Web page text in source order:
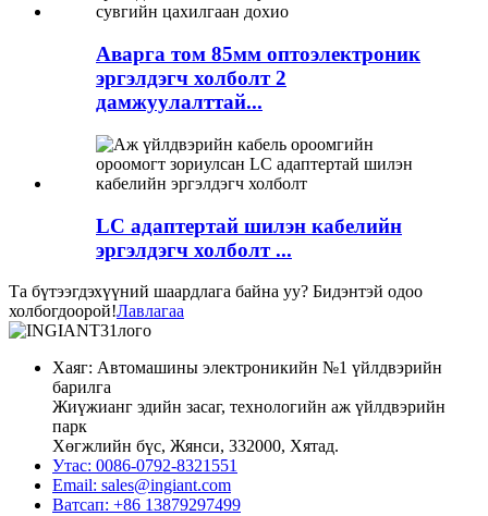
Аварга том 85мм оптоэлектроник
эргэлдэгч холболт 2
дамжуулалттай...
LC адаптертай шилэн кабелийн
эргэлдэгч холболт ...
Та бүтээгдэхүүний шаардлага байна уу? Бидэнтэй одоо
холбогдоорой!Лавлагаа
Хаяг: Автомашины электроникийн №1 үйлдвэрийн
барилга
Жиүжианг эдийн засаг, технологийн аж үйлдвэрийн
парк
Хөгжлийн бүс, Жянси, 332000, Хятад.
Утас: 0086-0792-8321551
Email: sales@ingiant.com
Ватсап: +86 13879297499